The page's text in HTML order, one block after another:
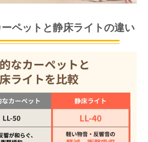
ペットと静床ライトの違い